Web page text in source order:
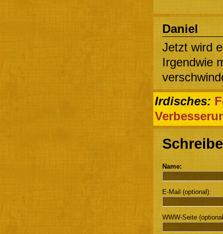
Daniel
Jetzt wird
Irgendwie
Irdisches:
Name:
E-Mail (optional):
WWW-Seite